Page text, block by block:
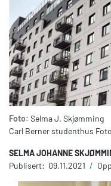
Foto: Selma J. Skjømming
Carl Berner studenthus
SELMA JOHANNE
Publisert: 09.11.2021 /